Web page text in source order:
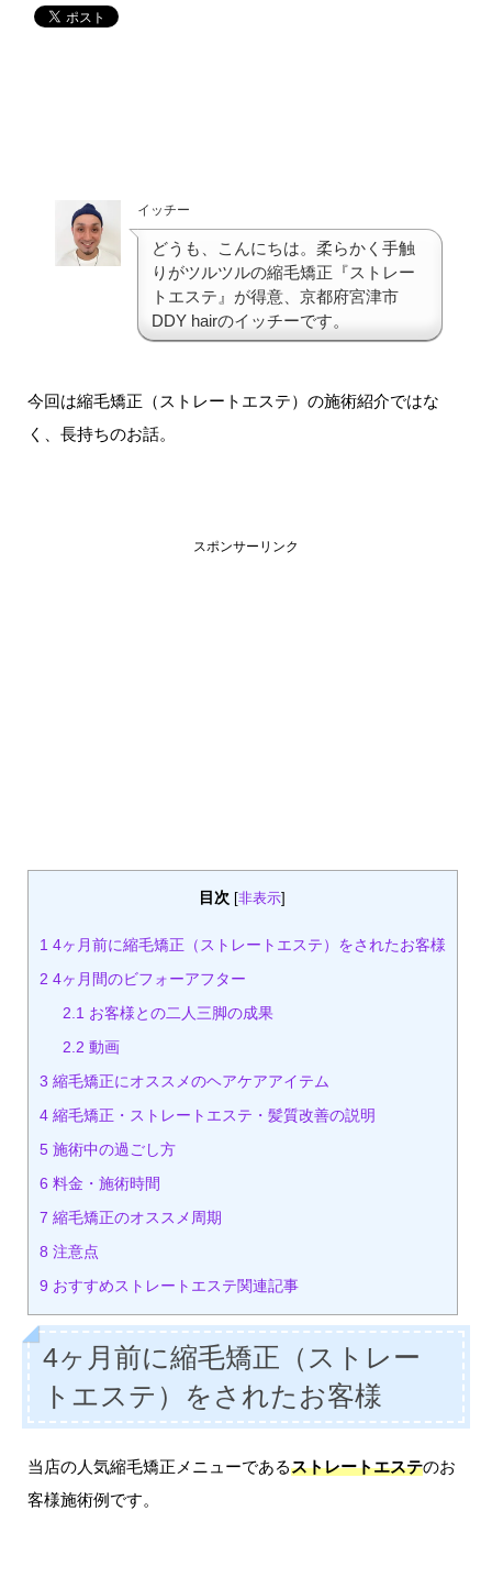
イッチー
どうも、こんにちは。柔らかく手触
りがツルツルの縮毛矯正『ストレー
トエステ』が得意、京都府宮津市
DDY hairのイッチーです。
今回は縮毛矯正（ストレートエステ）の施術紹介ではな
く、長持ちのお話。
スポンサーリンク
目次 [非表示]
1 4ヶ月前に縮毛矯正（ストレートエステ）をされたお客様
2 4ヶ月間のビフォーアフター
2.1 お客様との二人三脚の成果
2.2 動画
3 縮毛矯正にオススメのヘアケアアイテム
4縮毛矯正・ストレートエステ・髪質改善の説明
5施術中の過ごし方
6 料金・施術時間
7 縮毛矯正のオススメ周期
8 注意点
9 おすすめストレートエステ関連記事
4ヶ月前に縮毛矯正（ストレー
トエステ）をされたお客様
当店の人気縮毛矯正メニューであるストレートエステのお
客様施術例です。